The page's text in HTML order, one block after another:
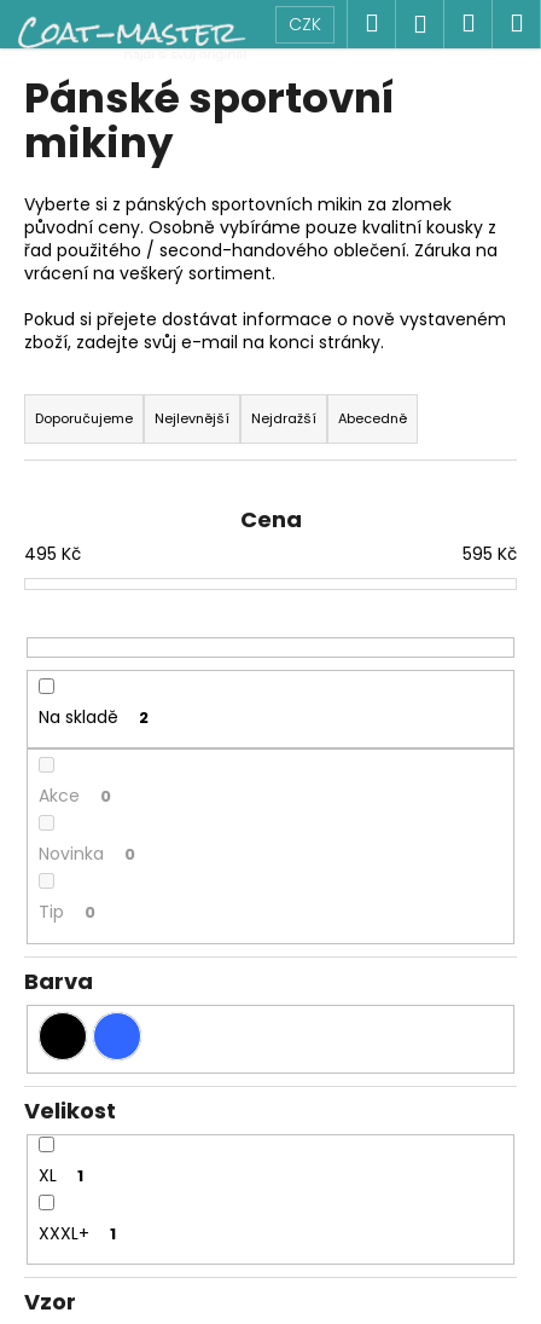
Přejít
na
obsah
CZK Hledat
Pánské sportovní
mikiny
Vyberte si z pánských sportovních mikin za zlomek
původní ceny. Osobně vybíráme pouze kvalitní kousky z
řad použitého / second-handového oblečení. Záruka na
vrácení na veškerý sortiment.
Pokud si přejete dostávat informace o nově vystaveném
zboží, zadejte svůj e-mail na konci stránky.
Ř
a
z
í
p
o
d
u
k
ů
Doporučujeme Nejlevnější Nejdražší Abecedně
Cena
495 Kč 595 Kč
Na skladě 2
Akce 0
Novinka 0
Tip 0
Barva
Velikost
XL 1
XXXL+ 1
Vzor
o
C
o
p
o
t
ř
e
b
u
e
n
a
j
í
t
?